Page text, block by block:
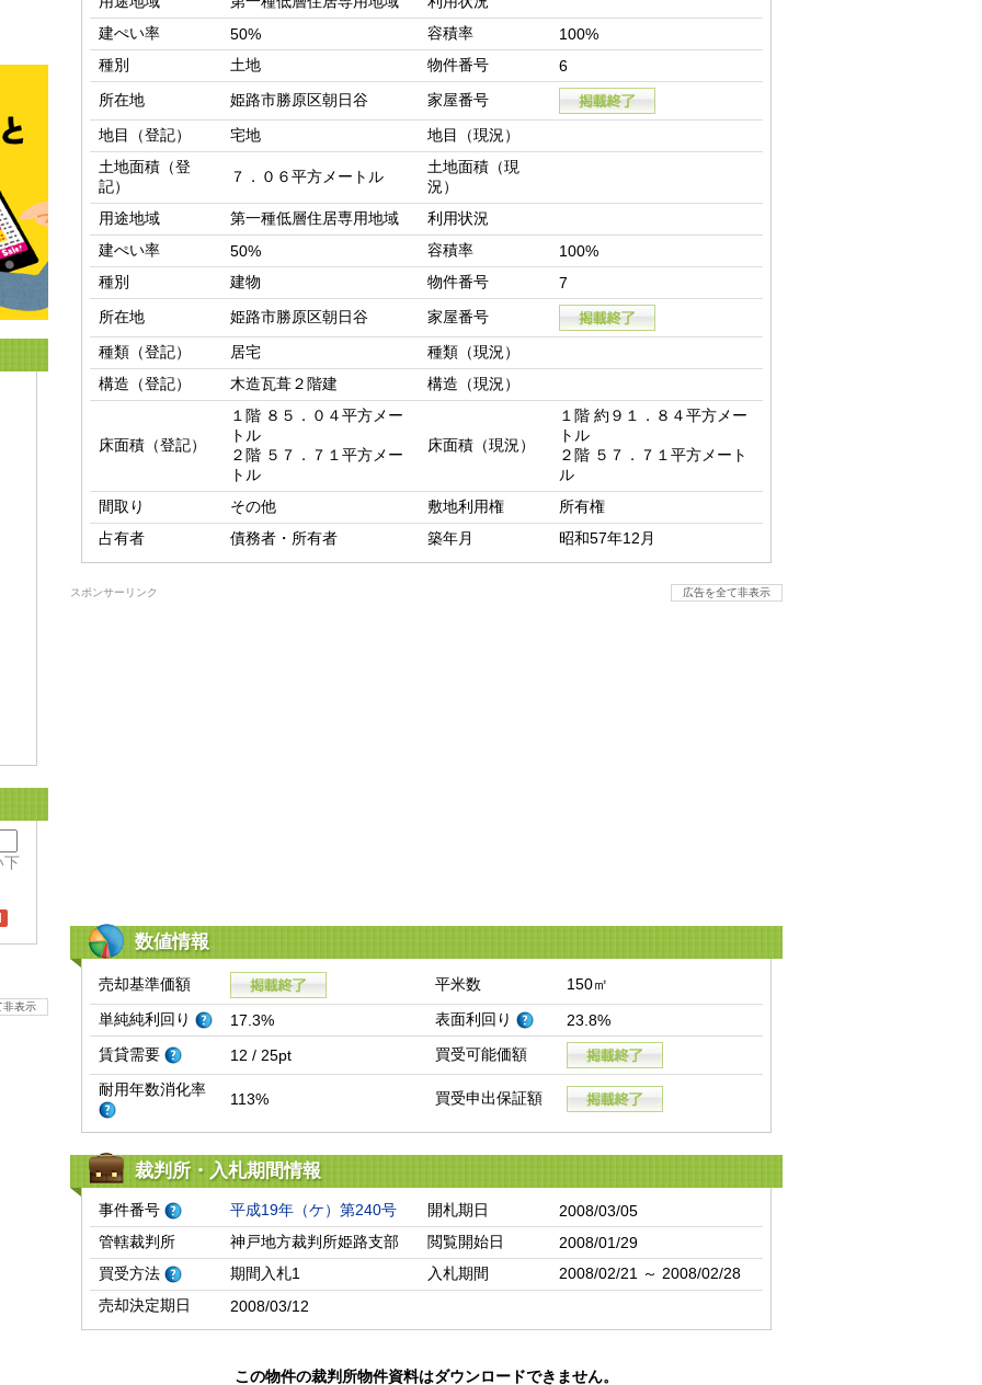
下
非表示
建ぺい率
50% 容積率
100%
種別
土地 物件番号
6
所在地
姫路市勝原区朝日谷
家屋番号
地目（登記）
宅地
地目（現況）
土地面積（登
記）
７．０６平方メートル
土地面積（現
況）
用途地域
第一種低層住居専用地域
利用状況
建ぺい率
50% 容積率
100%
種別
建物 物件番号
7
所在地
姫路市勝原区朝日谷
家屋番号
種類（登記）
居宅
種類（現況）
構造（登記）
木造瓦葺２階建 構造（現況）
床面積（登記）
１階 ８５．０４平方メー
トル
２階 ５７．７１平方メー
トル
床面積（現況）
１階 約９１．８４平方メー
トル
２階 ５７．７１平方メート
ル
間取り
その他 敷地利用権
所有権
占有者
債務者・所有者 築年月 昭和57年12月
スポンサーリンク 広告を全て非表示
数値情報
売却基準価額 平米数
150㎡
単純純利回り
17.3% 表面利回り
23.8%
賃貸需要
12 / 25pt
買受可能価額
耐用年数消化率
113% 買受申出保証額
裁判所・入札期間情報
事件番号 平成19年（ケ）第240号 開札期日
2008/03/05
管轄裁判所
神戸地方裁判所姫路支部 閲覧開始日
2008/01/29
買受方法
期間入札1 入札期間
2008/02/21 ～ 2008/02/28
売却決定期日
2008/03/12
この物件の裁判所物件資料はダウンロードできません。